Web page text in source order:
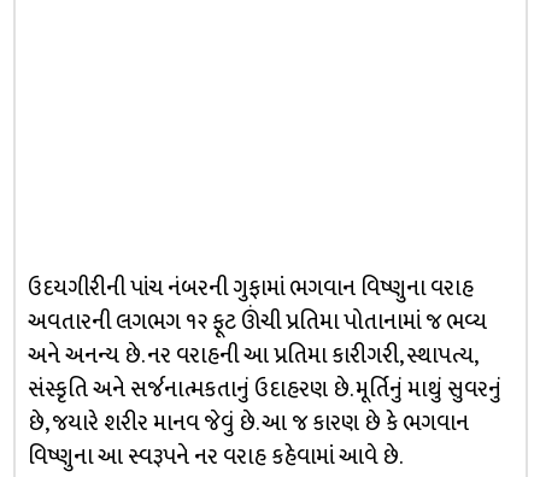
ઉદયગીરીની પાંચ નંબરની ગુફામાં ભગવાન વિષ્ણુના વરાહ
અવતારની લગભગ ૧૨ ફૂટ ઊંચી પ્રતિમા પોતાનામાં જ ભવ્ય
અને અનન્ય છે. નર વરાહની આ પ્રતિમા કારીગરી, સ્થાપત્ય,
સંસ્કૃતિ અને સર્જનાત્મકતાનું ઉદાહરણ છે. મૂર્તિનું માથું સુવરનું
છે, જયારે શરીર માનવ જેવું છે. આ જ કારણ છે કે ભગવાન
વિષ્ણુના આ સ્વરૂપને નર વરાહ કહેવામાં આવે છે.